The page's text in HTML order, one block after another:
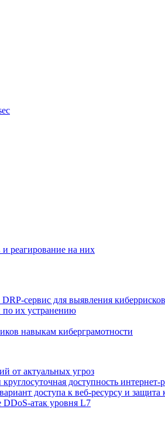
реагирование на них
сервис для выявления киберрисков
по их устранению
навыкам киберграмотности
от актуальных угроз
доступность интернет-
доступа к веб‑ресурсу и защита
уровня L7